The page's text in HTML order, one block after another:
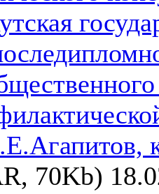
70Kb)